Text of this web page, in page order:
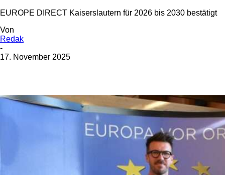
EUROPE DIRECT Kaiserslautern für 2026 bis 2030 bestätigt
Von
Redak
-
17. November 2025